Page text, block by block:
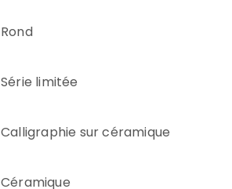
Rond
Série limitée
Calligraphie sur céramique
Céramique